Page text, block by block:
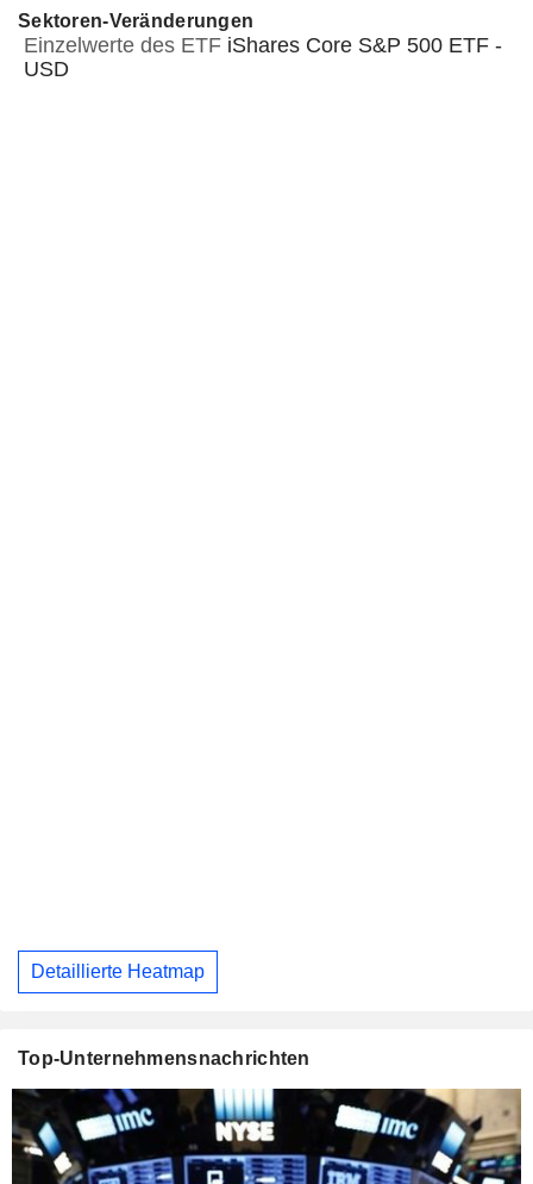
Sektoren-Veränderungen
Einzelwerte des ETF iShares Core S&P 500 ETF -
USD
Detaillierte Heatmap
Top-Unternehmensnachrichten